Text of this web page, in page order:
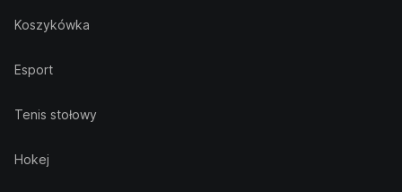
Koszykówka
Esport
Tenis stołowy
Hokej